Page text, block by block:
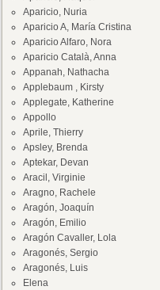
Aparicio, Nuria
Aparicio A, María Cristina
Aparicio Alfaro, Nora
Aparicio Català, Anna
Appanah, Nathacha
Applebaum , Kirsty
Applegate, Katherine
Appollo
Aprile, Thierry
Apsley, Brenda
Aptekar, Devan
Aracil, Virginie
Aragno, Rachele
Aragón, Joaquín
Aragón, Emilio
Aragón Cavaller, Lola
Aragonés, Sergio
Aragonés, Luis
Elena